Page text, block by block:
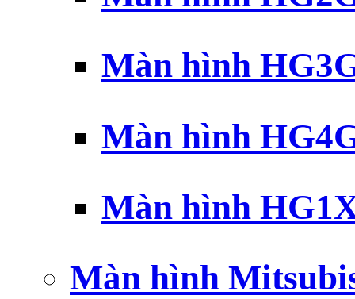
Màn hình
Màn hình
Màn hình
Màn hình